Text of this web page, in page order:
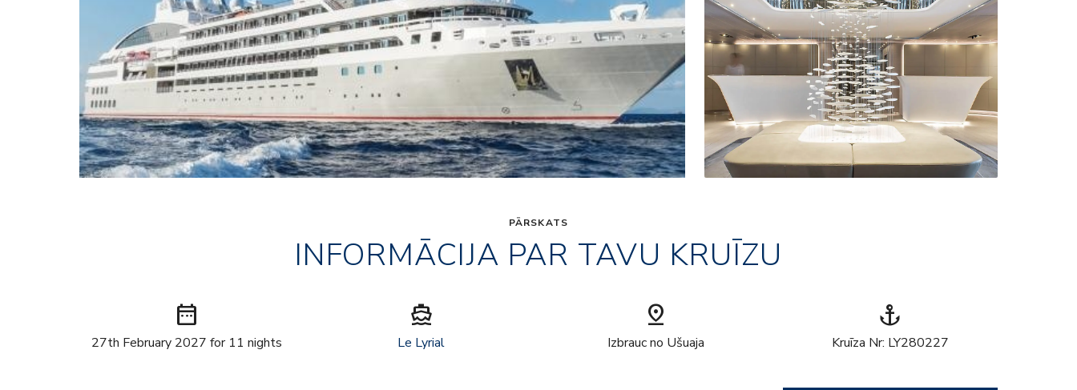
PĀRSKATS
INFORMĀCIJA PAR TAVU KRUĪZU
date_range
27th February 2027 for 11 nights
directions_boat
Le Lyrial
pin_drop
Izbrauc no Ušuaja
anchor
Kruīza Nr: LY280227